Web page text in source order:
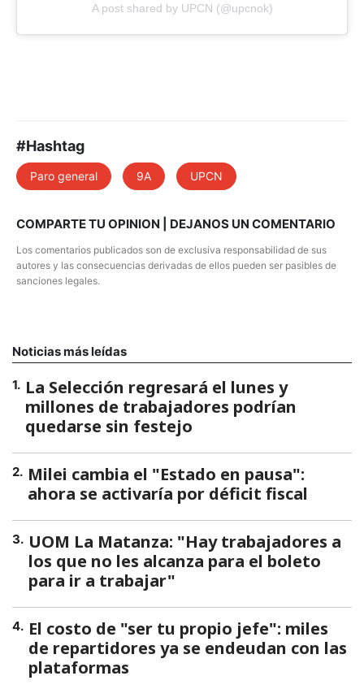
A post shared by UPCN (@upcnok)
#Hashtag
Paro general 9A UPCN
COMPARTE TU OPINION | DEJANOS UN COMENTARIO
Los comentarios publicados son de exclusiva responsabilidad de sus
autores y las consecuencias derivadas de ellos pueden ser pasibles de
sanciones legales.
Noticias más leídas
1. La Selección regresará el lunes y
millones de trabajadores podrían
quedarse sin festejo
2. Milei cambia el "Estado en pausa":
ahora se activaría por déficit fiscal
3. UOM La Matanza: "Hay trabajadores a
los que no les alcanza para el boleto
para ir a trabajar"
4. El costo de "ser tu propio jefe": miles
de repartidores ya se endeudan con las
plataformas